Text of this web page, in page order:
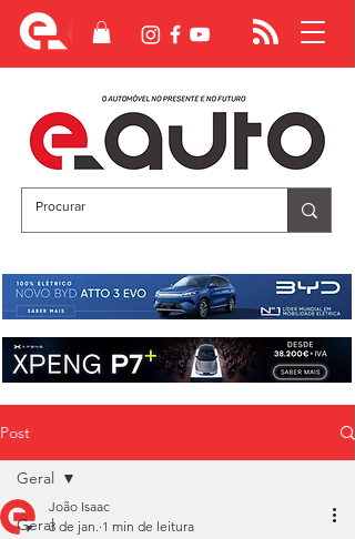
Post
Geral
Geral
João Isaac
3 de jan. 1 min de leitura